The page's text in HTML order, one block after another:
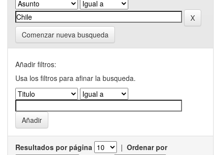
Comenzar nueva busqueda
Añadir filtros:
Usa los filtros para afinar la busqueda.
Resultados por página | Ordenar por